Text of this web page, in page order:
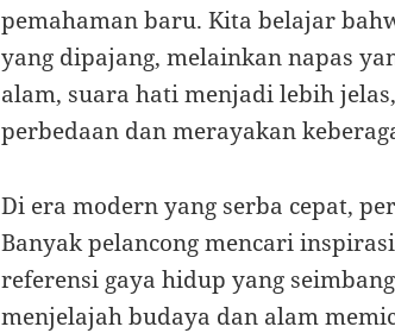
pemahaman baru. Kita belajar
yang dipajang, melainkan napas
alam, suara hati menjadi lebih
perbedaan dan merayakan
Di era modern yang serba cepat,
Banyak pelancong mencari
referensi gaya hidup yang
menjelajah budaya dan alam